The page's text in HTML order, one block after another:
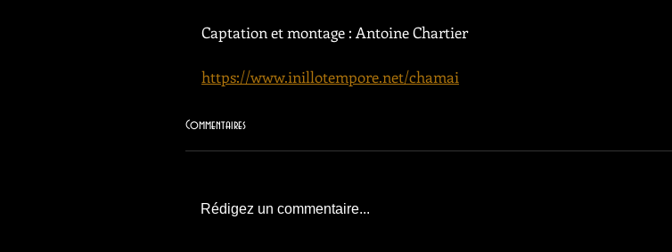
Captation et montage : Antoine Chartier
https://www.inillotempore.net/chamai
Commentaires
Rédigez un commentaire...